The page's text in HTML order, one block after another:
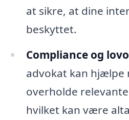
at sikre, at dine
beskyttet.
Compliance og
advokat kan hjælpe
overholde
hvilket kan være